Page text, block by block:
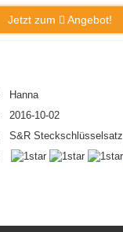
Jetzt zum Angebot!
Hanna
2016-10-02
S&R Steckschlüsselsatz